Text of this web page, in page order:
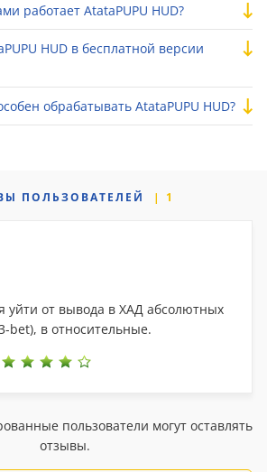
работает AtataPUPU HUD?
HUD в бесплатной версии
обрабатывать AtataPUPU HUD?
ПОЛЬЗОВАТЕЛЕЙ 1
уйти от вывода в ХАД абсолютных
bet), в относительные.
пользователи могут оставлять
отзывы.